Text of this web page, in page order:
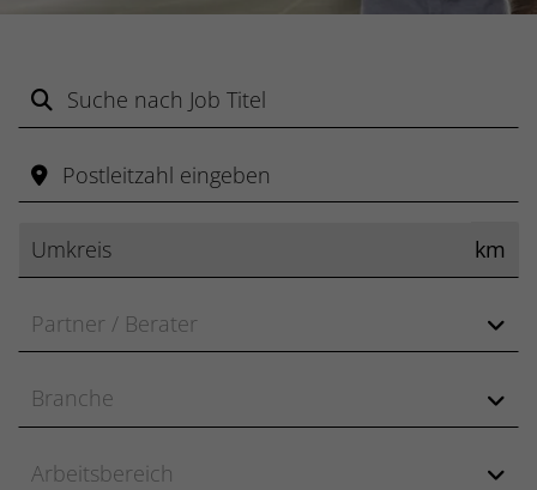
Suchen
Postleitzahl eingeben
km
Branche
Arbeitsbereich